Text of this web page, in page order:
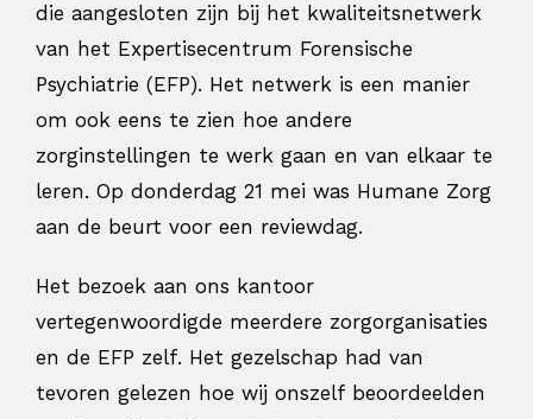
die aangesloten zijn bij het kwaliteitsnetwerk
van het Expertisecentrum Forensische
Psychiatrie (EFP). Het netwerk is een manier
om ook eens te zien hoe andere
zorginstellingen te werk gaan en van elkaar te
leren. Op donderdag 21 mei was Humane Zorg
aan de beurt voor een reviewdag.
Het bezoek aan ons kantoor
vertegenwoordigde meerdere zorgorganisaties
en de EFP zelf. Het gezelschap had van
tevoren gelezen hoe wij onszelf beoordeelden